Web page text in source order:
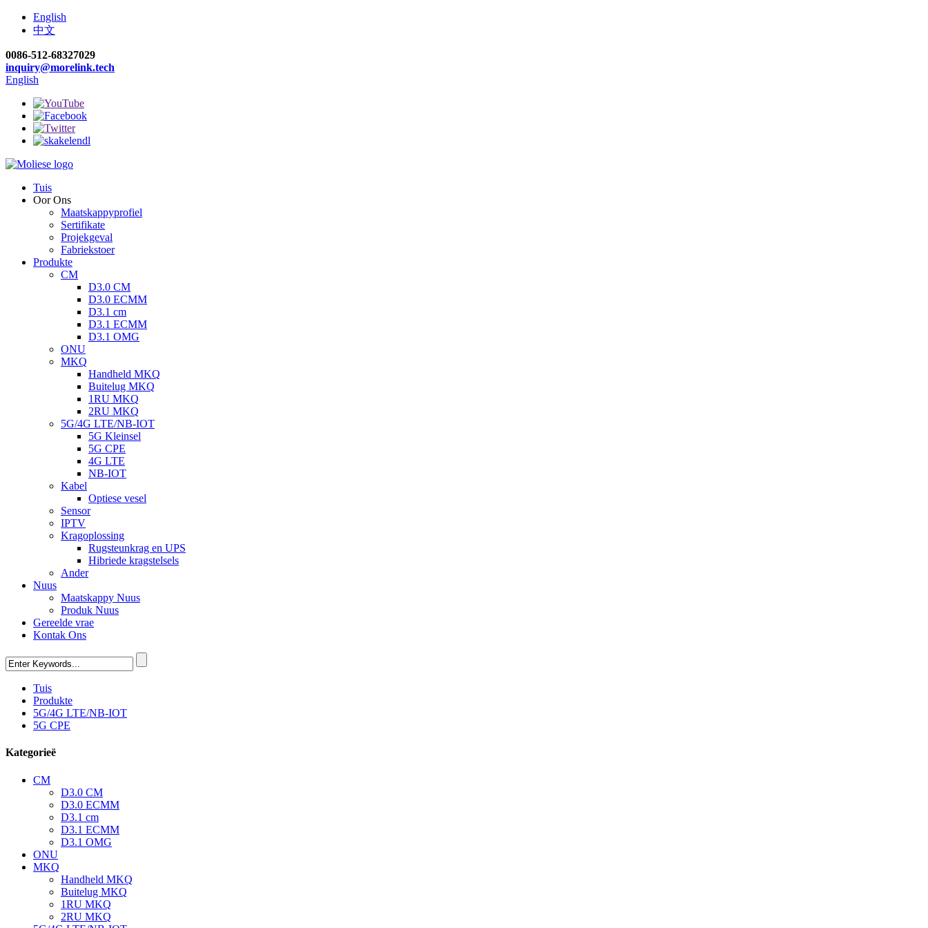
English
中文
0086-512-68327029
inquiry@morelink.tech
English
Tuis
Oor Ons
Maatskappyprofiel
Sertifikate
Projekgeval
Fabriekstoer
Produkte
CM
D3.0 CM
D3.0 ECMM
D3.1 cm
D3.1 ECMM
D3.1 OMG
ONU
MKQ
Handheld MKQ
Buitelug MKQ
1RU MKQ
2RU MKQ
5G/4G LTE/NB-IOT
5G Kleinsel
5G CPE
4G LTE
NB-IOT
Kabel
Optiese vesel
Sensor
IPTV
Kragoplossing
Rugsteunkrag en UPS
Hibriede kragstelsels
Ander
Nuus
Maatskappy Nuus
Produk Nuus
Gereelde vrae
Kontak Ons
Tuis
Produkte
5G/4G LTE/NB-IOT
5G CPE
Kategorieë
CM
D3.0 CM
D3.0 ECMM
D3.1 cm
D3.1 ECMM
D3.1 OMG
ONU
MKQ
Handheld MKQ
Buitelug MKQ
1RU MKQ
2RU MKQ